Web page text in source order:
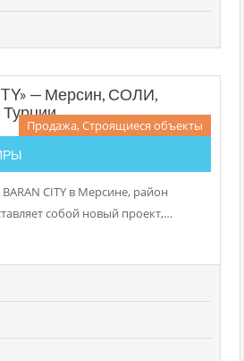
— Мерсин, СОЛИ,
Продажа, Строящиеся объекты
CITY в Мерсине, район
собой новый проект,…